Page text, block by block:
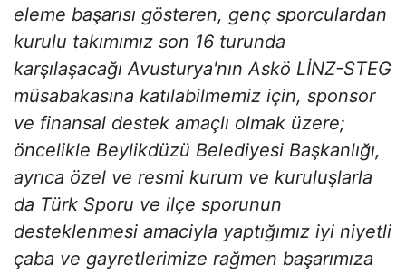
eleme başarısı gösteren, genç sporculardan
kurulu takımımız son 16 turunda
karşılaşacağı Avusturya'nın Askö LİNZ-STEG
müsabakasına katılabilmemiz için, sponsor
ve finansal destek amaçlı olmak üzere;
öncelikle Beylikdüzü Belediyesi Başkanlığı,
ayrıca özel ve resmi kurum ve kuruluşlarla
da Türk Sporu ve ilçe sporunun
desteklenmesi amaciyla yaptığımız iyi niyetli
çaba ve gayretlerimize rağmen başarımıza